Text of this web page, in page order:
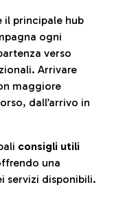
il principale hub
ogni
verso
Arrivare
maggiore
dall’arrivo in
consigli utili
una
servizi disponibili.